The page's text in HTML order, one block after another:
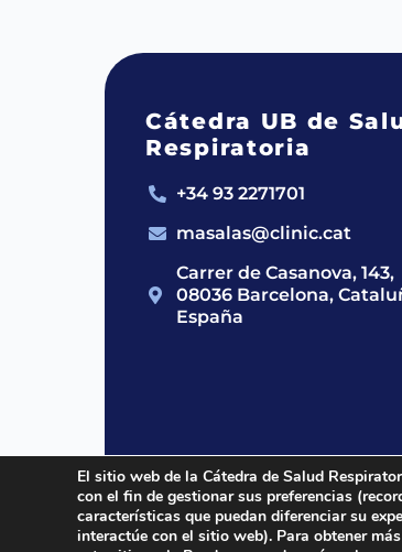
Cátedra UB de
Respiratoria
+34 93 2271701
masalas@clinic.cat
Carrer de Casanova, 143,
08036 Barcelona,
España
2024 © Cátedra UB de
El sitio web de la Cátedra de Salud
con el fin de gestionar sus preferencias
características que puedan diferenciar su
interactúe con el sitio web). Para obtener